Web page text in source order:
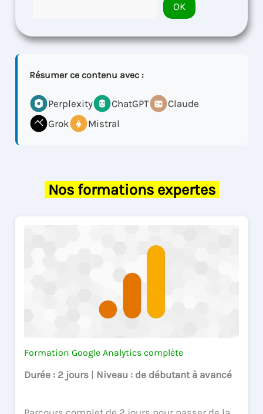
OK
Résumer ce contenu avec :
Perplexity ChatGPT
Claude
Grok
Mistral
Nos formations expertes
Formation Google Analytics complète
Durée : 2 jours | Niveau : de débutant à avancé